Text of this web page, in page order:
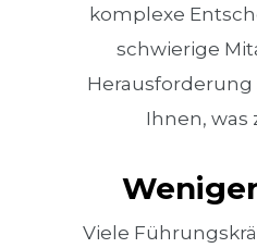
komplexe
schwierige
Herausforderung
Ihnen, was
Viele